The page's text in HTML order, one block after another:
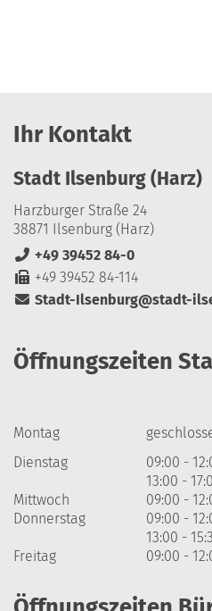
Ihr Kontakt
Stadt Ilsenburg (Harz)
Harzburger Straße 24
38871 Ilsenburg (Harz)
+49 39452 84-0
+49 39452 84-114
Stadt-Ilsenburg@stadt-
Öffnungszeiten
Montag
Dienstag
09:00 -
13:00 -
Mittwoch
09:00 -
Donnerstag
09:00 -
13:00 -
Freitag
09:00 -